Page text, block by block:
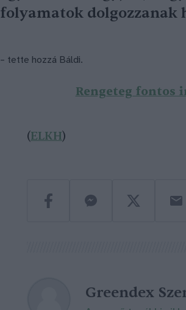
folyamatok dolgozzanak
– tette hozzá Báldi.
Rengeteg fontos
(ELKH)
Greendex